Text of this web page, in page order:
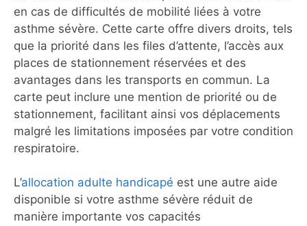
en cas de difficultés de mobilité liées à votre
asthme sévère. Cette carte offre divers droits, tels
que la priorité dans les files d’attente, l’accès aux
places de stationnement réservées et des
avantages dans les transports en commun. La
carte peut inclure une mention de priorité ou de
stationnement, facilitant ainsi vos déplacements
malgré les limitations imposées par votre condition
respiratoire.
L’allocation adulte handicapé est une autre aide
disponible si votre asthme sévère réduit de
manière importante vos capacités